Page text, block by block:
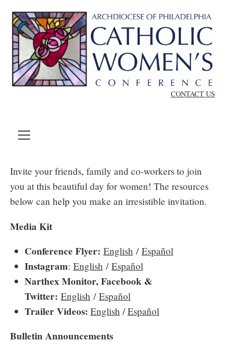
CONTACT US
MENU
Invite your friends, family and co-workers to join
you at this beautiful day for women! The resources
below can help you make an irresistible invitation.
Media Kit
Conference Flyer: English / Español
Instagram: English / Español
Narthex Monitor, Facebook &
Twitter: English / Español
Trailer Videos: English /Español
Bulletin Announcements